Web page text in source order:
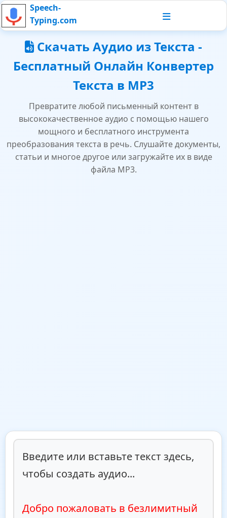
Speech-
Typing.com
Скачать Аудио из Текста -
Бесплатный Онлайн Конвертер
Текста в MP3
Превратите любой письменный контент в
высококачественное аудио с помощью нашего
мощного и бесплатного инструмента
преобразования текста в речь. Слушайте документы,
статьи и многое другое или загружайте их в виде
файла MP3.
Введите или вставьте текст здесь,
чтобы создать аудио...
Добро пожаловать в безлимитный